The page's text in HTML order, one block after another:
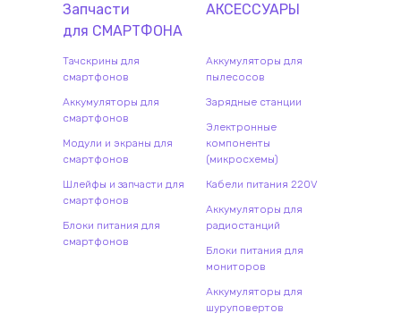
Запчасти
для СМАРТФОНА
Тачскрины для
смартфонов
Аккумуляторы для
смартфонов
Модули и экраны для
смартфонов
Шлейфы и запчасти для
смартфонов
Блоки питания для
смартфонов
АКСЕССУАРЫ
Аккумуляторы для
пылесосов
Зарядные станции
Электронные
компоненты
(микросхемы)
Кабели питания 220V
Аккумуляторы для
радиостанций
Блоки питания для
мониторов
Аккумуляторы для
шуруповертов